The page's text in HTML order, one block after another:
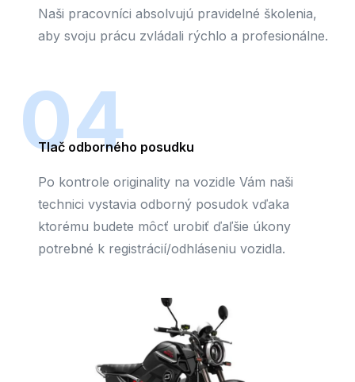
Naši pracovníci absolvujú pravidelné školenia,
aby svoju prácu zvládali rýchlo a profesionálne.
04
Tlač odborného posudku
Po kontrole originality na vozidle Vám naši
technici vystavia odborný posudok vďaka
ktorému budete môcť urobiť ďaľšie úkony
potrebné k registrácií/odhláseniu vozidla.